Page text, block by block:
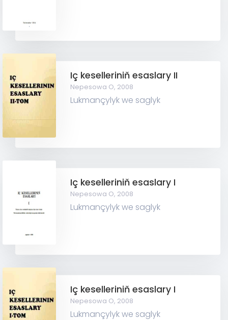
Iç keselleriniň esaslary II
Nepesowa O, 2008
Lukmançylyk we saglyk
Iç keselleriniň esaslary I
Nepesowa O, 2008
Lukmançylyk we saglyk
Iç keselleriniň esaslary I
Nepesowa O, 2008
Lukmançylyk we saglyk